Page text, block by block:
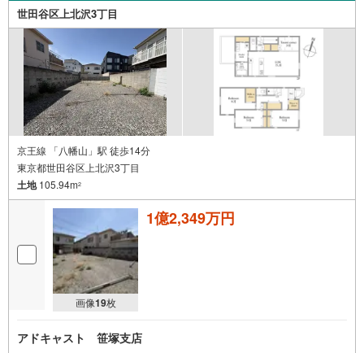
【下部オレンジ色資料請求ボタン】よりお問い合わせくだ
さい！
世田谷区上北沢3丁目
京王線 「八幡山」駅 徒歩14分
東京都世田谷区上北沢3丁目
土地105.94m2
画像19枚
1億2,349万円
アドキャスト 笹塚支店